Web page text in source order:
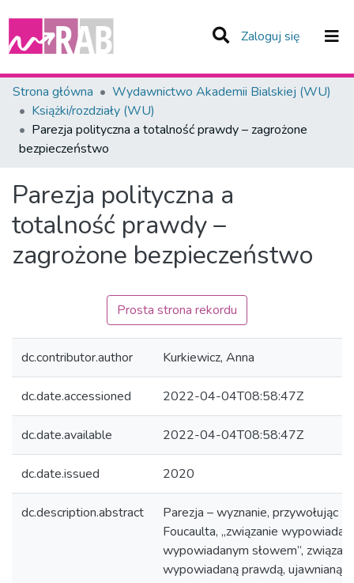
Zaloguj się (current)
Zespoły i Kolekcje
Statystyka
Całe Repozytorium
Strona główna
Wydawnictwo Akademii Bialskiej (WU)
Książki/rozdziały (WU)
Parezja polityczna a totalność prawdy – zagrożone
bezpieczeństwo
Parezja polityczna a
totalność prawdy –
zagrożone bezpieczeństwo
Prosta strona rekordu
dc.contributor.author Kurkiewicz, Anna
dc.date.accessioned 2022-04-04T08:58:47Z
dc.date.available 2022-04-04T08:58:47Z
dc.date.issued 2020
dc.description.abstract
Parezja – wyznanie, przywołując
Foucaulta, „związanie
wypowiadanym słowem”,
wypowiadaną prawdą, ujawnianą